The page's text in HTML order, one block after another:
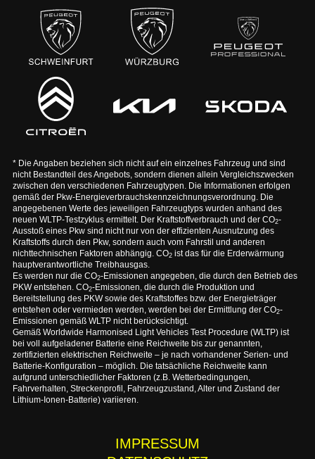
* Die Angaben beziehen sich nicht auf ein einzelnes Fahrzeug und sind
nicht Bestandteil des Angebots, sondern dienen allein Vergleichszwecken
zwischen den verschiedenen Fahrzeugtypen. Die Informationen erfolgen
gemäß der Pkw-Energieverbrauchskennzeichnungsverordnung. Die
angegebenen Werte des jeweiligen Fahrzeugtyps wurden anhand des
neuen WLTP-Testzyklus ermittelt. Der Kraftstoffverbrauch und der CO2-
Ausstoß eines Pkw sind nicht nur von der effizienten Ausnutzung des
Kraftstoffs durch den Pkw, sondern auch vom Fahrstil und anderen
nichttechnischen Faktoren abhängig. CO2ist das für die Erderwärmung
hauptverantwortliche Treibhausgas.
Es werden nur die CO2-Emissionen angegeben, die durch den Betrieb des
PKW entstehen. CO2-Emissionen, die durch die Produktion und
Bereitstellung des PKW sowie des Kraftstoffes bzw. der Energieträger
entstehen oder vermieden werden, werden bei der Ermittlung der CO2-
Emissionen gemäß WLTP nicht berücksichtigt.
Gemäß Worldwide Harmonised Light Vehicles Test Procedure (WLTP) ist
bei voll aufgeladener Batterie eine Reichweite bis zur genannten,
zertifizierten elektrischen Reichweite – je nach vorhandener Serien- und
Batterie-Konfiguration – möglich. Die tatsächliche Reichweite kann
aufgrund unterschiedlicher Faktoren (z.B. Wetterbedingungen,
Fahrverhalten, Streckenprofil, Fahrzeugzustand, Alter und Zustand der
Lithium-Ionen-Batterie) variieren.
IMPRESSUM